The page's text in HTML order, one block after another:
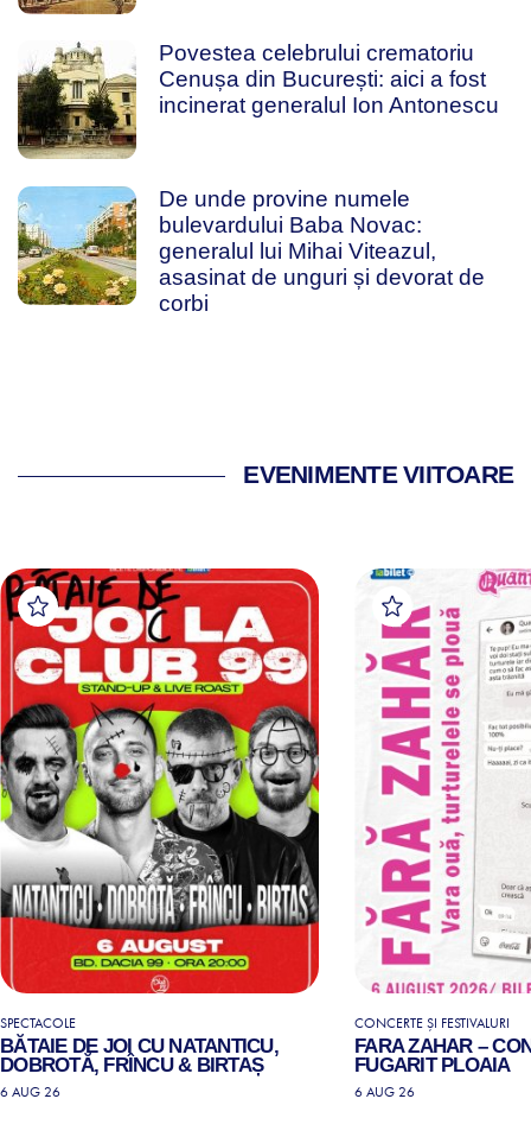
Povestea celebrului crematoriu
Cenușa din București: aici a fost
incinerat generalul Ion Antonescu
De unde provine numele
bulevardului Baba Novac:
generalul lui Mihai Viteazul,
asasinat de unguri și devorat de
corbi
EVENIMENTE VIITOARE
SPECTACOLE
BĂTAIE DE JOI CU NATANTICU,
DOBROTĂ, FRÎNCU & BIRTAȘ
6 AUG 26
CONCERTE ȘI FESTIVALURI
FARA ZAHAR –
FUGARIT PLOAIA
6 AUG 26